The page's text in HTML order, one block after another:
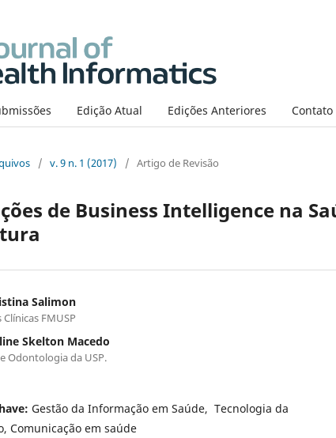
Edição Atual Edições Anteriores Contato
/ v. 9 n. 1 (2017) / Artigo de Revisão
de Business Intelligence na
Salimon
FMUSP
Skelton Macedo
Odontologia da USP.
Gestão da Informação em Saúde, Tecnologia da
Comunicação em saúde